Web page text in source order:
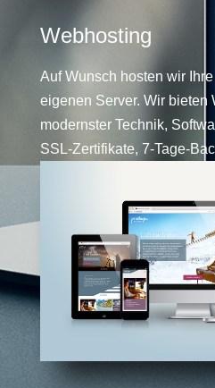
Webhosting
Auf Wunsch hosten wir Ihre
eigenen Server. Wir bieten
modernster Technik,
SSL-Zertifikate, 7-Tage-